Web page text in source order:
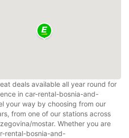
deals available all year round for
in car-rental-bosnia-and-
your way by choosing from our
from one of our stations across
mostar. Whether you are
rental-bosnia-and-